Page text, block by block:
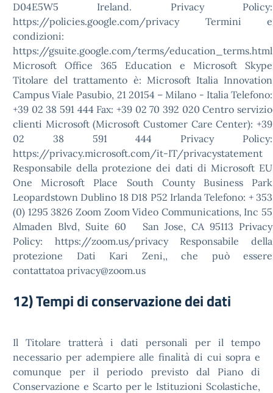
D04E5W5 Ireland. Privacy Policy:
https://policies.google.com/privacy Termini e
condizioni:
https://gsuite.google.com/terms/education_terms.html
Microsoft Office 365 Education e Microsoft Skype
Titolare del trattamento è: Microsoft Italia Innovation
Campus Viale Pasubio, 21 20154 – Milano - Italia Telefono:
+39 02 38 591 444 Fax: +39 02 70 392 020 Centro servizio
clienti Microsoft (Microsoft Customer Care Center): +39
02 38 591 444 Privacy Policy:
https://privacy.microsoft.com/it-IT/privacystatement
Responsabile della protezione dei dati di Microsoft EU
One Microsoft Place South County Business Park
Leopardstown Dublino 18 D18 P52 Irlanda Telefono: + 353
(0) 1295 3826 Zoom Zoom Video Communications, Inc 55
Almaden Blvd, Suite 60 San Jose, CA 95113 Privacy
Policy: https://zoom.us/privacy Responsabile della
protezione Dati Kari Zeni,, che può essere
contattatoa privacy@zoom.us
12) Tempi di conservazione dei dati
Il Titolare tratterà i dati personali per il tempo
necessario per adempiere alle finalità di cui sopra e
comunque per il periodo previsto dal Piano di
Conservazione e Scarto per le Istituzioni Scolastiche,